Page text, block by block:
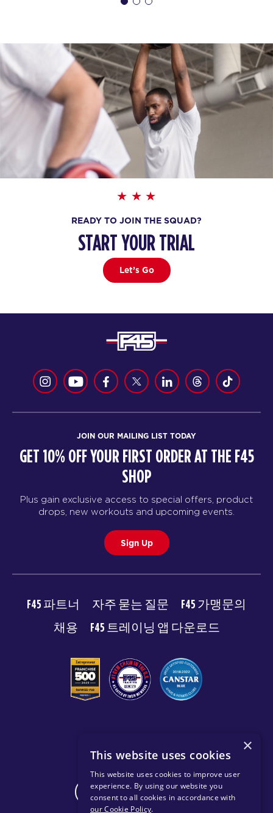
READY TO JOIN THE SQUAD?
START YOUR TRIAL
Let’s Go
JOIN OUR MAILING LIST TODAY
GET 10% OFF YOUR FIRST ORDER AT THE F45
SHOP
Plus gain exclusive access to special offers, product
drops, new workouts and upcoming events.
Sign Up
F45 파트너 자주 묻는 질문
F45 가맹문의
채용
F45 트레이닝 앱 다운로드
이용약관 개인 정보 보호 정책
CHANGE REGION
×
This website uses cookies
This website uses cookies to improve user
experience. By using our website you
consent to all cookies in accordance with
our Cookie Policy.